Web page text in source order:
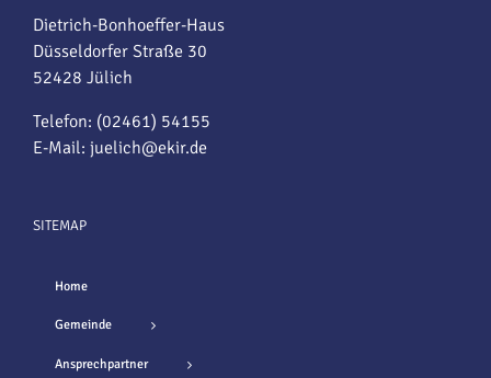
Dietrich-Bonhoeffer-Haus
Düsseldorfer Straße 30
52428 Jülich
Telefon: (02461) 54155
E-Mail: juelich@ekir.de
SITEMAP
Home
Gemeinde
Ansprechpartner